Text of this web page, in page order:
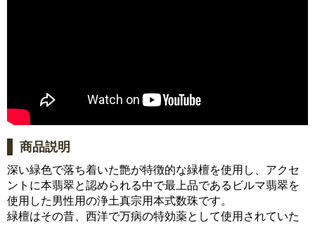
商品説明
深い緑色で落ち着いた艶が特徴的な緑檀を使用し、アクセ
ントに本翡翠と認められる中で最上品であるビルマ翡翠を
使用した男性用の浄土真宗用本式数珠です。
緑檀はその昔、西洋で万病の特効薬として使用されていた